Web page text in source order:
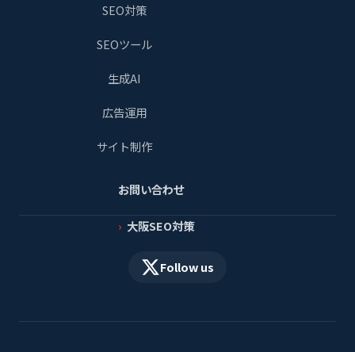
SEO対策
SEOツール
生成AI
広告運用
サイト制作
お問い合わせ
大阪SEO対策
Follow us